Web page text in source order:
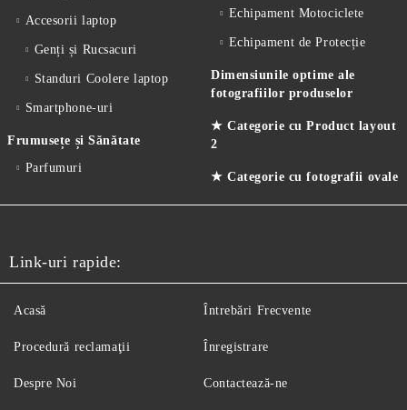
Accesorii laptop
Genți și Rucsacuri
Standuri Coolere laptop
Smartphone-uri
Frumusețe și Sănătate
Parfumuri
Echipament Motociclete
Echipament de Protecție
Dimensiunile optime ale
fotografiilor produselor
★ Categorie cu Product layout
2
★ Categorie cu fotografii ovale
Link-uri rapide:
Acasă
Procedură reclamaţii
Despre Noi
Întrebări Frecvente
Înregistrare
Contactează-ne